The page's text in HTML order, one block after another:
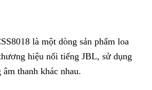
là một dòng sản phẩm loa
hiệu nổi tiếng JBL, sử dụng
thanh khác nhau.